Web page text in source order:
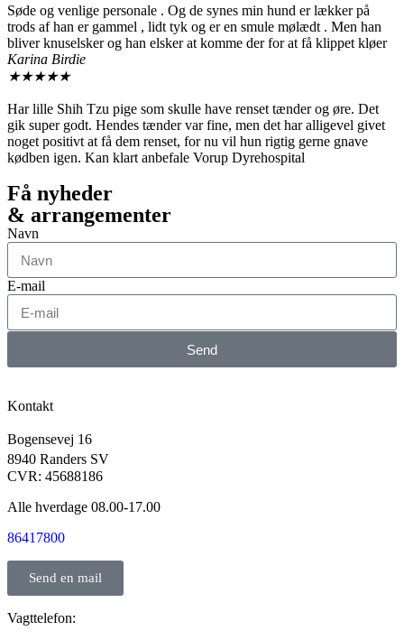
Søde og venlige personale . Og de synes min hund er lækker på
trods af han er gammel , lidt tyk og er en smule mølædt . Men han
bliver knuselsker og han elsker at komme der for at få klippet kløer
Karina Birdie
★★★★★
Har lille Shih Tzu pige som skulle have renset tænder og øre. Det
gik super godt. Hendes tænder var fine, men det har alligevel givet
noget positivt at få dem renset, for nu vil hun rigtig gerne gnave
kødben igen. Kan klart anbefale Vorup Dyrehospital
Få nyheder
& arrangementer
Navn
E-mail
Send
Kontakt
Bogensevej 16
8940 Randers SV
CVR: 45688186
Alle hverdage 08.00-17.00
86417800
Send en mail
Vagttelefon: